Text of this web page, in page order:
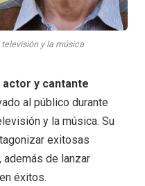
y la música
actor y cantante
al público durante
y la música. Su
exitosas
de lanzar
éxitos.